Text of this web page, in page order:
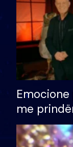
me
divorci